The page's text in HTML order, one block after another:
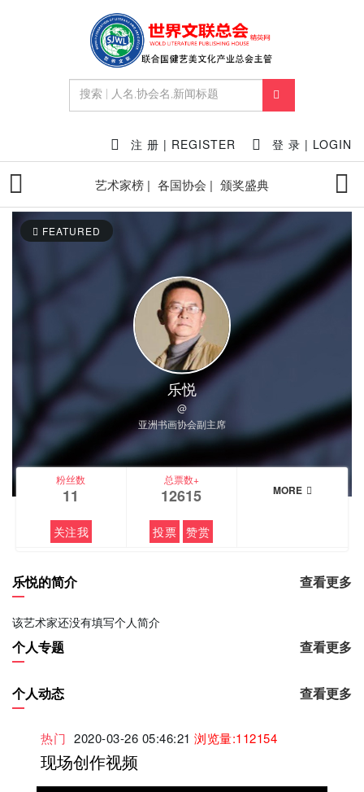
注 册 | REGISTER 登 录 | LOGIN
艺术家榜 | 各国协会 | 颁奖盛典
FEATURED
乐悦
@
亚洲书画协会副主席
粉丝数
11
关注我
总票数+
12615
投票 赞赏
MORE
乐悦的简介 查看更多
该艺术家还没有填写个人简介
个人专题 查看更多
个人动态 查看更多
热门 2020-03-26 05:46:21 浏览量:112154
现场创作视频